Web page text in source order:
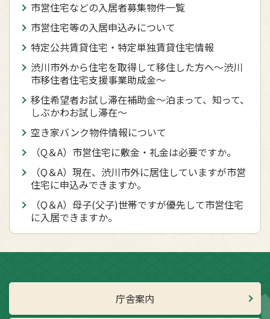
市営住宅などの入居者募集物件一覧
市営住宅等の入居申込みについて
特定公共賃貸住宅・特定単独賃貸住宅情報
渋川市外から住宅を取得して移住した方へ〜渋川
市移住者住宅支援事業助成金〜
移住希望者お試し滞在補助金〜泊まって、知って、
しぶかわお試し滞在〜
空き家バンク物件情報について
（Q＆A）市営住宅に敷金・礼金は必要ですか。
（Q＆A）現在、渋川市外に居住していますが市営
住宅に申込みできますか。
（Q＆A）母子(父子)世帯ですが優先して市営住宅
に入居できますか。
庁舎案内